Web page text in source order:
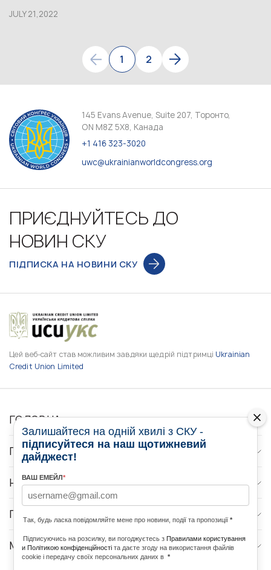
JULY 21,2022
1 2
145 Evans Avenue, Suite 207, Торонто,
ON M8Z 5X8, Канада
+1 416 323-3020
uwc@ukrainianworldcongress.org
ПРИЄДНУЙТЕСЬ ДО
НОВИН СКУ
ПІДПИСКА НА НОВИНИ СКУ
Цей веб-сайт став можливим завдяки щедрій підтримці Ukrainian
Credit Union Limited
ГОЛОВНА
ПРО НАС
НОВИНИ
ПРОГРАМИ
МЕДІА КОНТАКТИ
Залишайтеся на одній хвилі з СКУ -
підписуйтеся на наш щотижневий
дайджест!
ВАШ ЕМЕЙЛ*
Так, будь ласка повідомляйте мене про новини, події та пропозиції *
Підписуючись на розсилку, ви погоджуєтесь з Правилами користування
и Політикою конфіденційності та даєте згоду на використання файлів
cookie і передачу своїх персональних даних в *